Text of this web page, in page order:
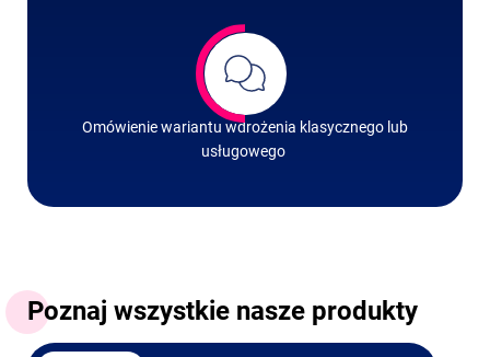
Omówienie wariantu wdrożenia klasycznego lub
usługowego
Poznaj wszystkie nasze produkty